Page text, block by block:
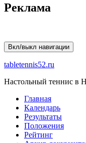
Реклама
Вкл/выкл навигации
tabletennis52.ru
Настольный теннис в
Главная
Календарь
Результаты
Положения
Рейтинг